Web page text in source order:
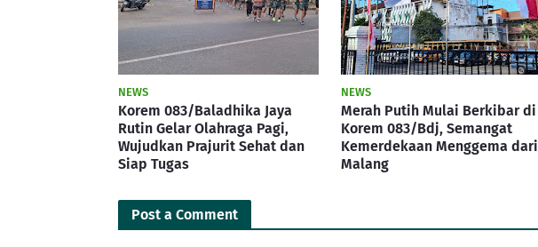
NEWS
Korem 083/Baladhika Jaya
Rutin Gelar Olahraga Pagi,
Wujudkan Prajurit Sehat dan
Siap Tugas
NEWS
Merah Putih Mulai Berkibar di
Korem 083/Bdj, Semangat
Kemerdekaan Menggema dari
Malang
Post a Comment